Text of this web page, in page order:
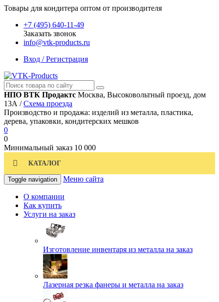
Товары для кондитера оптом от производителя
+7 (495) 640-11-49
Заказать звонок
info@vtk-products.ru
Вход / Регистрация
НПО ВТК Продактс Москва, Высоковольтный проезд, дом
13А /Схема проезда
Производство и продажа: изделий из металла, пластика,
дерева, упаковки, кондитерских мешков
0
0
Минимальный заказ 10 000
КАТАЛОГ
Toggle navigation Меню сайта
О компании
Как купить
Услуги на заказ
Изготовление инвентаря из металла на заказ
Лазерная резка фанеры и металла на заказ